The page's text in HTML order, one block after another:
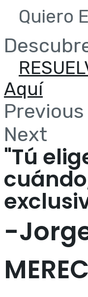
Quiero
Aquí
Previous
Next
"Tú
-